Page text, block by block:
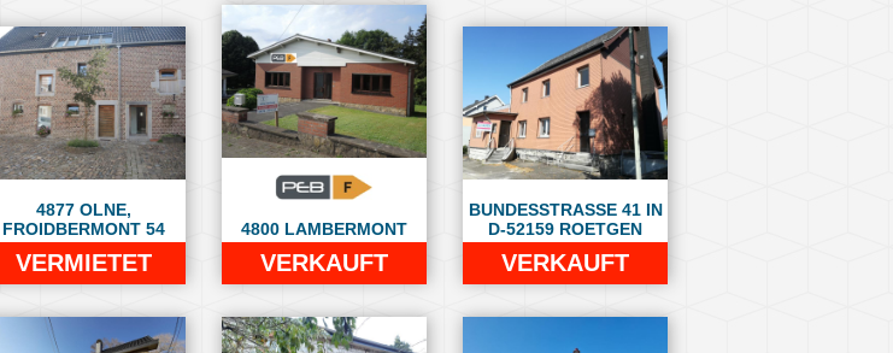
4877 OLNE,
FROIDBERMONT 54
VERMIETET
4800 LAMBERMONT
VERKAUFT
BUNDESSTRASSE 41 IN
D-52159 ROETGEN
VERKAUFT